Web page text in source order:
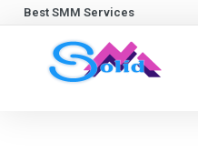
Best SMM Services